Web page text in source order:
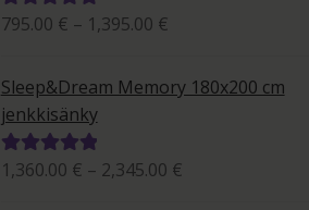
Arvostelu
5.00
/ 5
795.00 € – 1,395.00 €
1,395.00 €
Sleep&Dream Memory 180x200 cm
jenkkisänky
Arvostelu
1,360.00 € – 2,345.00 €